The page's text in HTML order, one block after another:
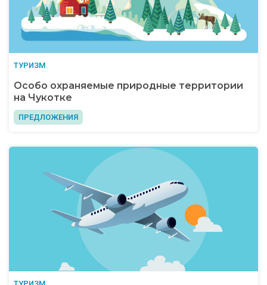
ТУРИЗМ
Особо охраняемые природные территории
на Чукотке
ПРЕДЛОЖЕНИЯ